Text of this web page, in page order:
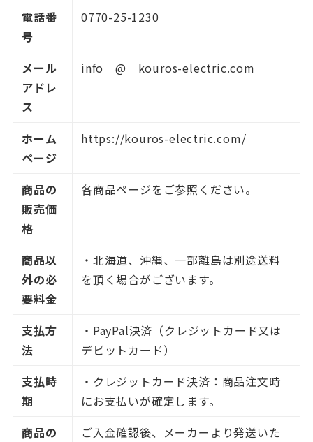
電話番
号
0770-25-1230
メール
アドレ
ス
info @ kouros-electric.com
ホーム
ページ
https://kouros-electric.com/
商品の
販売価
格
各商品ページをご参照ください。
商品以
外の必
要料金
・北海道、沖縄、一部離島は別途送料
を頂く場合がございます。
支払方
法
・PayPal決済（クレジットカード又は
デビットカード）
支払時
期
・クレジットカード決済：商品注文時
にお支払いが確定します。
商品の
ご入金確認後、メーカーより発送いた